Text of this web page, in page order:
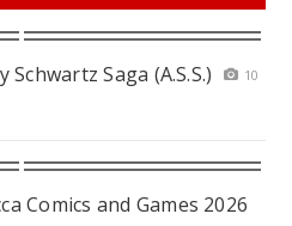
Saga (A.S.S.)
10
Comics and Games 2026